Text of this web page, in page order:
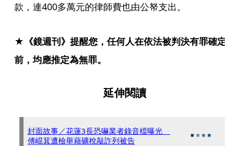
款，連400多萬元的律師費也由公帑支出。
★《鏡週刊》提醒您，任何人在依法被判決有罪確定
前，均應推定為無罪。
延伸閱讀
封面故事／花蓮3長恐嚇業者錄音檔曝光
傅崐萁遭檢舉藉礦稅敲詐列被告